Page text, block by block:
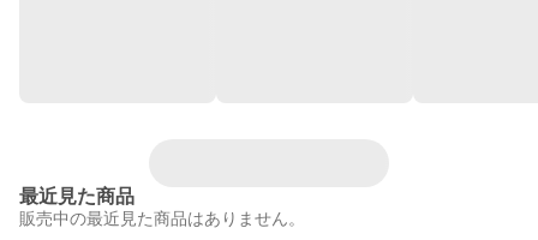
最近見た商品
販売中の最近見た商品はありません。